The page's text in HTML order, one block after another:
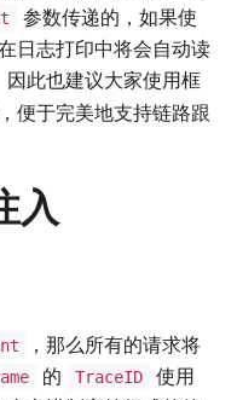
参数传递的，如果使
日志打印中将会自动读
此也建议大家使用框
便于完美地支持链路跟
入
，那么所有的请求将
的 TraceID
使用